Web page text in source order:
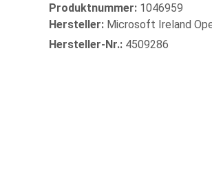
Produktnummer: 1046959
Hersteller: Microsoft Ireland
Hersteller-Nr.: 4509286